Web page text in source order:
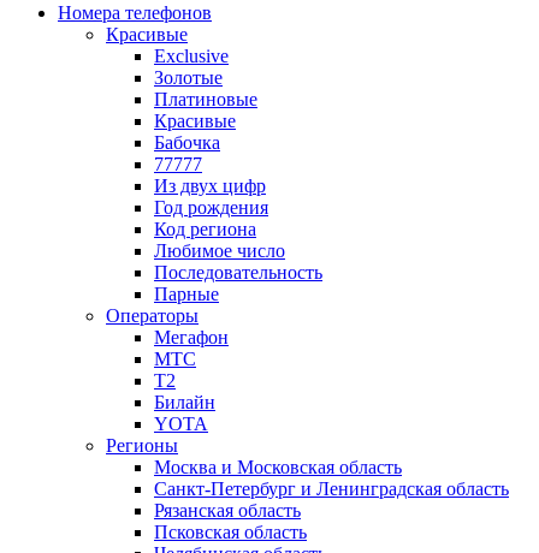
Номера телефонов
Красивые
Exclusive
Золотые
Платиновые
Красивые
Бабочка
77777
Из двух цифр
Год рождения
Код региона
Любимое число
Последовательность
Парные
Операторы
Мегафон
МТС
Т2
Билайн
YOTA
Регионы
Москва и Московская область
Санкт-Петербург и Ленинградская область
Рязанская область
Псковская область